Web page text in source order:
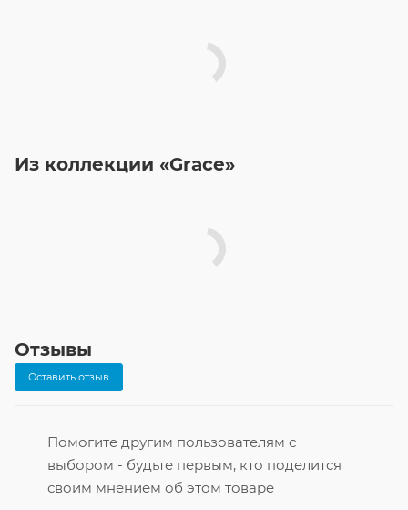
Из коллекции «Grace»
Отзывы
Оставить отзыв
Помогите другим пользователям с
выбором - будьте первым, кто поделится
своим мнением об этом товаре